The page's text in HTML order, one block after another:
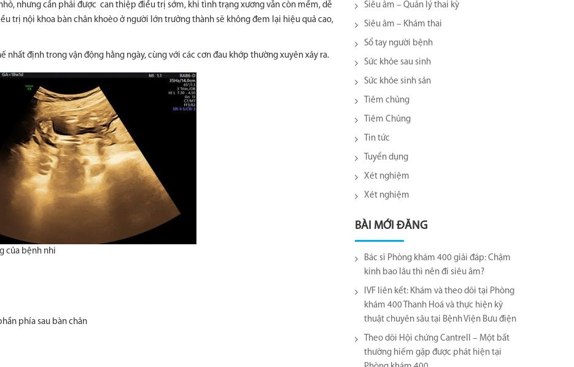
nhưng cần phải được can thiệp điều trị sớm, khi tình trạng xương vẫn còn mềm, dễ
trị nội khoa bàn chân khoèo ở người lớn trưởng thành sẽ không đem lại hiệu quả cao,
nhất định trong vận động hằng ngày, cùng với các cơn đau khớp thường xuyên xảy ra.
của bệnh nhi
phía sau bàn chân
Siêu âm – Quản lý thai kỳ
Siêu âm – Khám thai
Sổ tay người bệnh
Sức khỏe sau sinh
Sức khỏe sinh sản
Tiêm chủng
Tiêm Chủng
Tin tức
Tuyển dụng
Xét nghiệm
Xét nghiệm
BÀI MỚI ĐĂNG
Bác sĩ Phòng khám 400 giải đáp: Chậm
kinh bao lâu thì nên đi siêu âm?
IVF liên kết: Khám và theo dõi tại Phòng
khám 400 Thanh Hoá và thực hiện kỹ
thuật chuyên sâu tại Bệnh Viện Bưu điện
Theo dõi Hội chứng Cantrell – Một bất
thường hiếm gặp được phát hiện tại